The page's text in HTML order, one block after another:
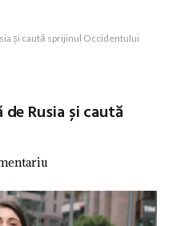
și caută sprijinul Occidentului
Rusia și caută